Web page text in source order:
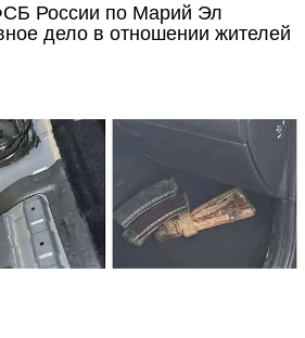
России по Марий Эл
дело в отношении жителей